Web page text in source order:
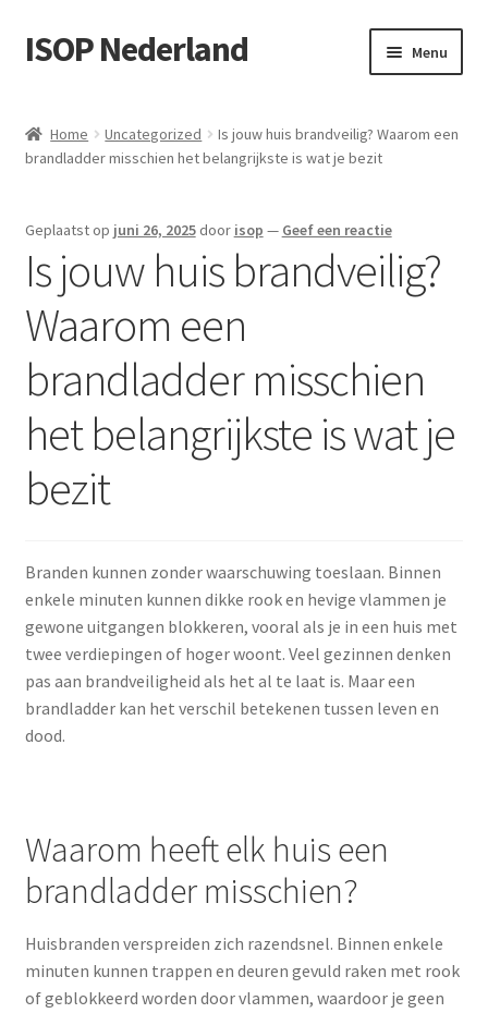
Ga
door
navigatie
Ga
naar
inhoud
ISOP Nederland Menu
Sport en buiten
Reddings- en overlevingssets
Groothandel
Blog
Videos
Neem contact op
Beleid
Home Uncategorized
Is jouw huis brandveilig? Waarom een
brandladder misschien het belangrijkste is wat je bezit
Geplaatst op juni 26, 2025 door isop — Geef een reactie
Is jouw huis brandveilig?
Waarom een
brandladder misschien
het belangrijkste is wat je
bezit
Branden kunnen zonder waarschuwing toeslaan. Binnen
enkele minuten kunnen dikke rook en hevige vlammen je
gewone uitgangen blokkeren, vooral als je in een huis met
twee verdiepingen of hoger woont. Veel gezinnen denken
pas aan brandveiligheid als het al te laat is. Maar een
brandladder kan het verschil betekenen tussen leven en
dood.
Waarom heeft elk huis een
brandladder misschien?
Huisbranden verspreiden zich razendsnel. Binnen enkele
minuten kunnen trappen en deuren gevuld raken met rook
of geblokkeerd worden door vlammen, waardoor je geen